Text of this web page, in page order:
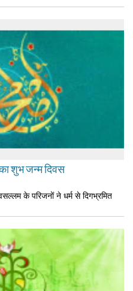
शुभ जन्म दिवस
के परिजनों ने धर्म से दिगभ्रमित